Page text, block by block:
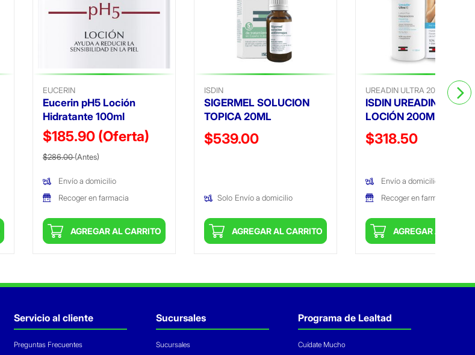
EUCERIN
Eucerin pH5 Loción
Hidratante 100ml
$185.90 (Oferta)
Precio reducido de
$286.00(Antes)
Envío a domicilio
Recoger en farmacia
AGREGAR AL CARRITO
ISDIN
SIGERMEL SOLUCION
TOPICA 20ML
Precio reducido de
$539.00
Solo Envío a domicilio
AGREGAR AL CARRITO
UREADIN ULTRA 20
ISDIN UREADIN ULTRA
LOCIÓN 200ML
Precio reducido de
$318.50
Envío a domicilio
Recoger en farmacia
AGREGAR AL
Servicio al cliente
Preguntas Frecuentes
Sucursales
Sucursales
Programa de Lealtad
Cuídate Mucho